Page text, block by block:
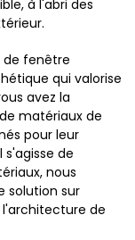
à l'abri des
de fenêtre
qui valorise
avez la
matériaux de
pour leur
de
nous
solution sur
de